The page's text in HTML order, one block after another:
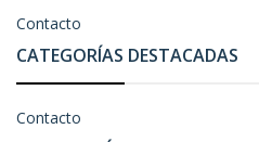
Contacto
CATEGORÍAS DESTACADAS
Contacto